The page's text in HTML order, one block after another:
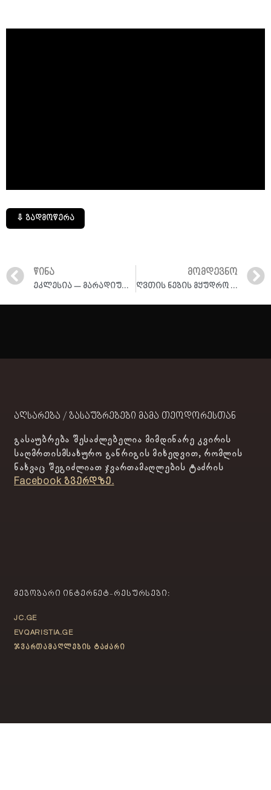
⇩ გადმოწერა
ᲬᲘᲜᲐ
ეკლესია — მარადიული სიცოცხლის დასაწყისი დედამიწაზე | ქადაგება 20.12.2025
ᲛᲝᲛᲓᲔᲕᲜᲝ
ღვთის ნების მყუდრო ნავსაყუდელი და სასუფევლის სიტკბოება | ქადაგება 23.12.2025
აღსარება / გასაუბრებები მამა თეოდორესთან
გასაუბრება შესაძლებელია მიმდინარე კვირის
საღმრთისმსახურო განრიგის მიხედვით, რომლის
ნახვაც შეგიძლიათ ჯვართამაღლების ტაძრის
Facebook გვერდზე.
ᲛᲔᲒᲝᲑᲐᲠᲘ ᲘᲜᲢᲔᲠᲜᲔᲢ-ᲠᲔᲡᲣᲠᲡᲔᲑᲘ:
JC.GE
EVQARISTIA.GE
ჯვართამაღლების ტაძარი